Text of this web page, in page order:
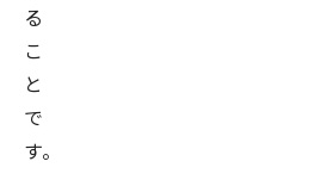
る
こ
と
で
す。